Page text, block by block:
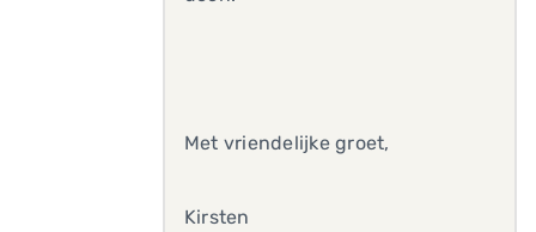
Met vriendelijke groet,
Kirsten